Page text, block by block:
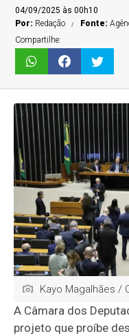
04/09/2025 às 00h10
Por: Redação Fonte:
Compartilhe:
Kayo Magalhães /
A Câmara dos
projeto que proíbe